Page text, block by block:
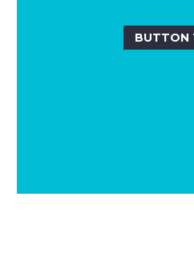
BUTTON